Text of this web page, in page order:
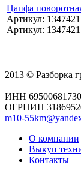
Цапфа
Артикул: 1347421
Артикул: 1347421
2013 © Разборка
ИНН
ОГРНИП
m10-
О компании
Выкуп
Контакты